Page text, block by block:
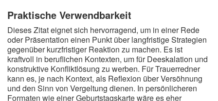
Praktische Verwendbarkeit
Dieses Zitat eignet sich hervorragend, um in einer Rede
oder Präsentation einen Punkt über langfristige Strategien
gegenüber kurzfristiger Reaktion zu machen. Es ist
kraftvoll in beruflichen Kontexten, um für Deeskalation und
konstruktive Konfliktlösung zu werben. Für Trauerredner
kann es, je nach Kontext, als Reflexion über Versöhnung
und den Sinn von Vergeltung dienen. In persönlicheren
Formaten wie einer Geburtstagskarte wäre es eher